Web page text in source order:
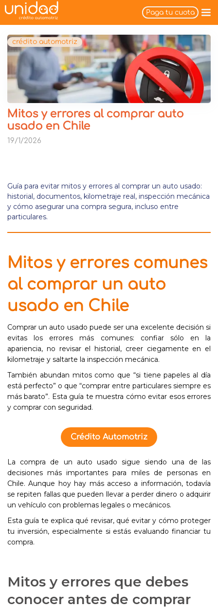
Paga tu cuota
crédito automotriz
Mitos y errores al comprar auto
usado en Chile
19/1/2026
Guía para evitar mitos y errores al comprar un auto usado:
historial, documentos, kilometraje real, inspección mecánica
y cómo asegurar una compra segura, incluso entre
particulares.
Mitos y errores comunes
al comprar un auto
usado en Chile
Comprar un auto usado puede ser una excelente decisión si
evitas los errores más comunes: confiar sólo en la
apariencia, no revisar el historial, creer ciegamente en el
kilometraje y saltarte la inspección mecánica.
También abundan mitos como que “si tiene papeles al día
está perfecto” o que “comprar entre particulares siempre es
más barato”. Esta guía te muestra cómo evitar esos errores
y comprar con seguridad.
Crédito Automotriz
La compra de un auto usado sigue siendo una de las
decisiones más importantes para miles de personas en
Chile. Aunque hoy hay más acceso a información, todavía
se repiten fallas que pueden llevar a perder dinero o adquirir
un vehículo con problemas legales o mecánicos.
Esta guía te explica qué revisar, qué evitar y cómo proteger
tu inversión, especialmente si estás evaluando financiar tu
compra.
Mitos y errores que debes
conocer antes de comprar